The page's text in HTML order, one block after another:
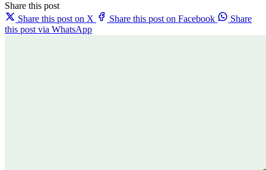
Share this post
Share this post on X
Share this post on Facebook
Share
this post via WhatsApp